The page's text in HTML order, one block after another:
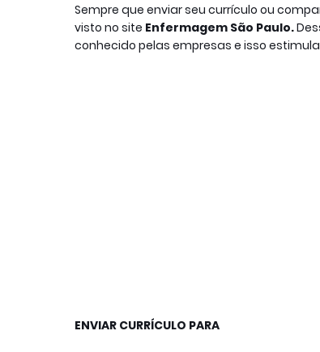
Sempre que enviar seu currículo ou
visto no site Enfermagem São Paulo.
conhecido pelas empresas e isso
ENVIAR CURRÍCULO PARA